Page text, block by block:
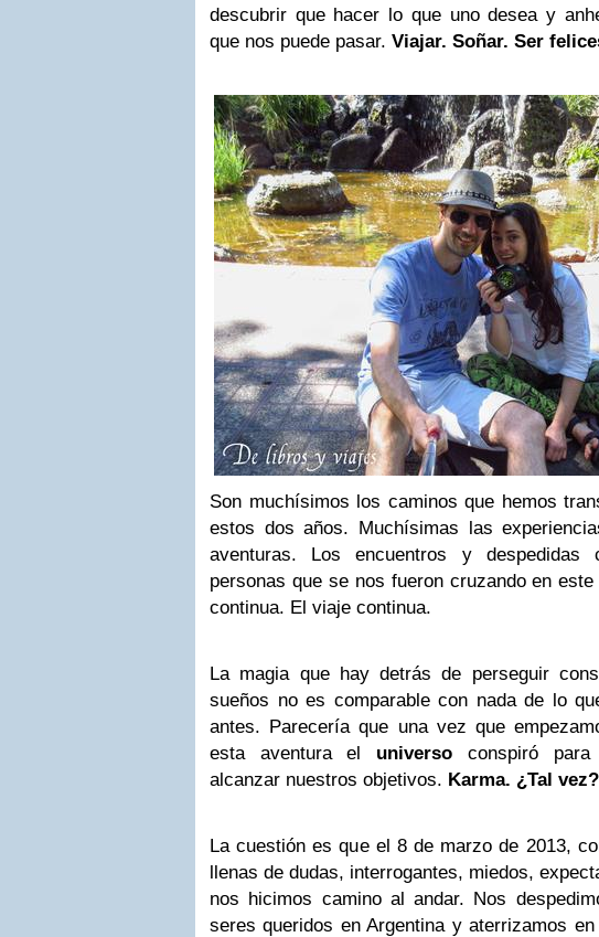
descubrir que hacer lo que uno desea y
que nos puede pasar. Viajar. Soñar. Ser
Son muchísimos los caminos que hemos
estos dos años. Muchísimas las
aventuras. Los encuentros y despedidas
personas que se nos fueron cruzando en
continua. El viaje continua.
La magia que hay detrás de perseguir
sueños no es comparable con nada de lo
antes. Parecería que una vez que
esta aventura el universo conspiró para
alcanzar nuestros objetivos. Karma. ¿Tal vez?
La cuestión es que el 8 de marzo de 2013,
llenas de dudas, interrogantes, miedos,
nos hicimos camino al andar. Nos
seres queridos en Argentina y aterrizamos